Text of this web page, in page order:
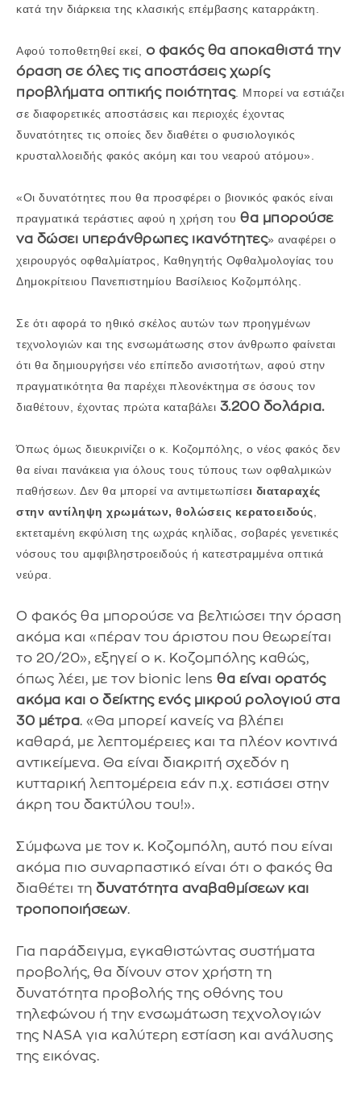
κατά την διάρκεια της κλασικής επέμβασης καταρράκτη.
Αφού τοποθετηθεί εκεί,
ο φακός θα αποκαθιστά την
όραση σε όλες τις αποστάσεις χωρίς
προβλήματα οπτικής ποιότητας. Μπορεί να εστιάζει
σε διαφορετικές αποστάσεις και περιοχές έχοντας
δυνατότητες τις οποίες δεν διαθέτει ο φυσιολογικός
κρυσταλλοειδής φακός ακόμη και του νεαρού ατόμου».
«Οι δυνατότητες που θα προσφέρει ο βιονικός φακός είναι
πραγματικά τεράστιες αφού η χρήση του θα μπορούσε
να δώσει υπεράνθρωπες ικανότητες» αναφέρει ο
χειρουργός οφθαλμίατρος, Καθηγητής Οφθαλμολογίας του
Δημοκρίτειου Πανεπιστημίου Βασίλειος Κοζομπόλης.
Σε ότι αφορά το ηθικό σκέλος αυτών των προηγμένων
τεχνολογιών και της ενσωμάτωσης στον άνθρωπο φαίνεται
ότι θα δημιουργήσει νέο επίπεδο ανισοτήτων, αφού στην
πραγματικότητα θα παρέχει πλεονέκτημα σε όσους τον
διαθέτουν, έχοντας πρώτα καταβάλει 3.200 δολάρια.
Όπως όμως διευκρινίζει ο κ. Κοζομπόλης, ο νέος φακός δεν
θα είναι πανάκεια για όλους τους τύπους των οφθαλμικών
παθήσεων. Δεν θα μπορεί να αντιμετωπίσει διαταραχές
στην αντίληψη χρωμάτων, θολώσεις κερατοειδούς
εκτεταμένη εκφύλιση της ωχράς κηλίδας, σοβαρές γενετικές
νόσους του αμφιβληστροειδούς ή κατεστραμμένα οπτικά
νεύρα.
Ο φακός θα μπορούσε να βελτιώσει την όραση
ακόμα και «πέραν του άριστου που θεωρείται
το 20/20», εξηγεί ο κ. Κοζομπόλης καθώς,
όπως λέει, με τον bionic lens θα είναι ορατός
ακόμα και ο δείκτης ενός μικρού ρολογιού στα
30 μέτρα. «Θα μπορεί κανείς να βλέπει
καθαρά, με λεπτομέρειες και τα πλέον κοντινά
αντικείμενα. Θα είναι διακριτή σχεδόν η
κυτταρική λεπτομέρεια εάν π.χ. εστιάσει στην
άκρη του δακτύλου του!».
Σύμφωνα με τον κ. Κοζομπόλη, αυτό που είναι
ακόμα πιο συναρπαστικό είναι ότι ο φακός θα
διαθέτει τη δυνατότητα αναβαθμίσεων και
τροποποιήσεων.
Για παράδειγμα, εγκαθιστώντας συστήματα
προβολής, θα δίνουν στον χρήστη τη
δυνατότητα προβολής της οθόνης του
τηλεφώνου ή την ενσωμάτωση τεχνολογιών
της NASA για καλύτερη εστίαση και ανάλυσης
της εικόνας.